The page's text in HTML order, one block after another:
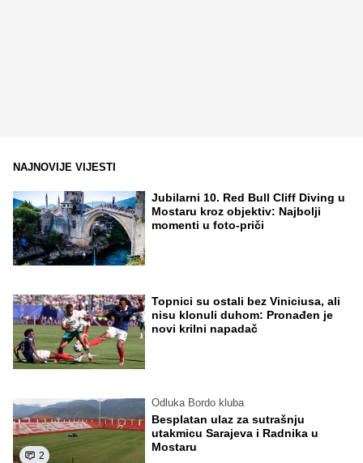
NAJNOVIJE VIJESTI
Jubilarni 10. Red Bull Cliff Diving u
Mostaru kroz objektiv: Najbolji
momenti u foto-priči
Topnici su ostali bez Viniciusa, ali
nisu klonuli duhom: Pronađen je
novi krilni napadač
2
Odluka Bordo kluba
Besplatan ulaz za sutrašnju
utakmicu Sarajeva i Radnika u
Mostaru